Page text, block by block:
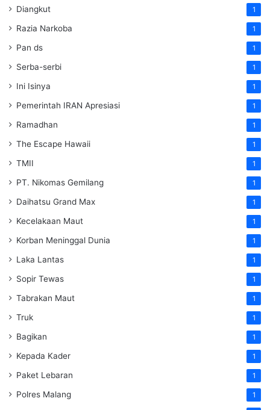
Diangkut 1
Razia Narkoba 1
Pan ds 1
Serba-serbi 1
Ini Isinya 1
Pemerintah IRAN Apresiasi 1
Ramadhan 1
The Escape Hawaii 1
TMII 1
PT. Nikomas Gemilang 1
Daihatsu Grand Max 1
Kecelakaan Maut 1
Korban Meninggal Dunia 1
Laka Lantas 1
Sopir Tewas 1
Tabrakan Maut 1
Truk 1
Bagikan 1
Kepada Kader 1
Paket Lebaran 1
Polres Malang 1